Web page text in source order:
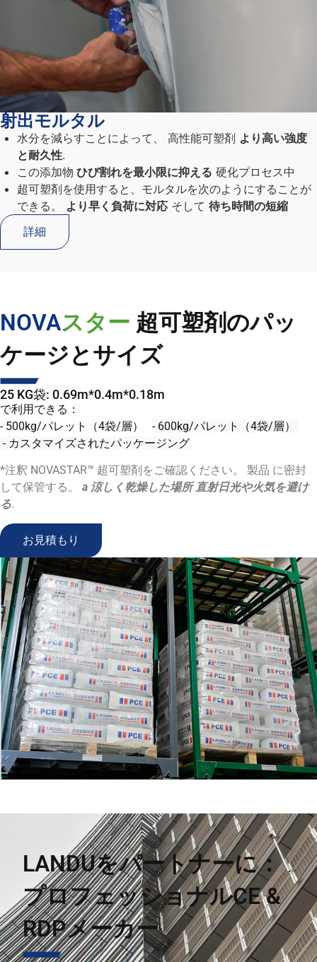
射出モルタル
水分を減らすことによって、 高性能可塑剤 より高い強度
と耐久性.
この添加物 ひび割れを最小限に抑える 硬化プロセス中
超可塑剤を使用すると、モルタルを次のようにすることが
できる。 より早く負荷に対応 そして 待ち時間の短縮
詳細
NOVAスター 超可塑剤のパッ
ケージとサイズ
25 KG袋: 0.69m*0.4m*0.18m
で利用できる：
- 500kg/パレット（4袋/層） - 600kg/パレット（4袋/層）
- カスタマイズされたパッケージング
*注釈 NOVASTAR™ 超可塑剤をご確認ください。 製品 に密封
して保管する。 a 涼しく乾燥した場所直射日光や火気を避け
る.
お見積もり
LANDUをパートナーに：
プロフェッショナルCE &
RDPメーカー